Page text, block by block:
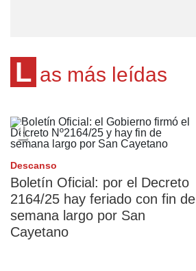
L as más leídas
Descanso
Boletín Oficial: por el Decreto
2164/25 hay feriado con fin de
semana largo por San
Cayetano